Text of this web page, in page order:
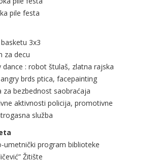
pile festa
3x3
za decu
dance : robot štulaš, zlatna rajska
brds ptica, facepainting
za bezbednost saobraćaja
aktivnosti policija, promotivne
služba
umetnički program biblioteke
Žitište